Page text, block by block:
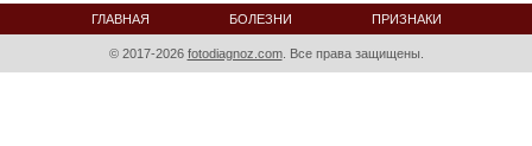
ГЛАВНАЯ БОЛЕЗНИ ПРИЗНАКИ
А - Я
© 2017-2026 fotodiagnoz.com. Все права защищены.